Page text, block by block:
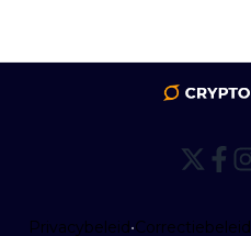
Privacybeleid•Correctiebeleid